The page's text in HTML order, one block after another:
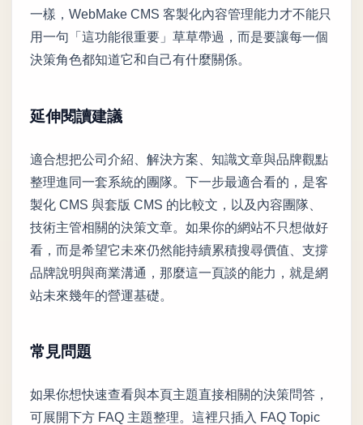
一樣，WebMake CMS 客製化內容管理能力才不能只
用一句「這功能很重要」草草帶過，而是要讓每一個
決策角色都知道它和自己有什麼關係。
延伸閱讀建議
適合想把公司介紹、解決方案、知識文章與品牌觀點
整理進同一套系統的團隊。下一步最適合看的，是客
製化 CMS 與套版 CMS 的比較文，以及內容團隊、
技術主管相關的決策文章。如果你的網站不只想做好
看，而是希望它未來仍然能持續累積搜尋價值、支撐
品牌說明與商業溝通，那麼這一頁談的能力，就是網
站未來幾年的營運基礎。
常見問題
如果你想快速查看與本頁主題直接相關的決策問答，
可展開下方 FAQ 主題整理。這裡只插入 FAQ Topic